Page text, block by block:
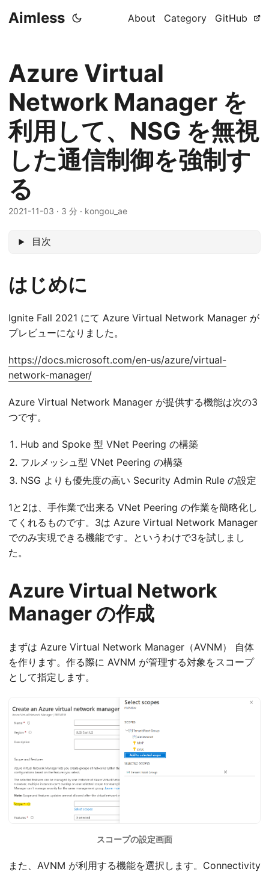
Aimless About Category GitHub
Azure Virtual
Network Manager を
利用して、NSG を無視
した通信制御を強制す
る
2021-11-03 · 3 分 · kongou_ae
目次
はじめに
Ignite Fall 2021 にて Azure Virtual Network Manager が
プレビューになりました。
https://docs.microsoft.com/en-us/azure/virtual-
network-manager/
Azure Virtual Network Manager が提供する機能は次の3
つです。
Hub and Spoke 型 VNet Peering の構築
フルメッシュ型 VNet Peering の構築
NSG よりも優先度の高い Security Admin Rule の設定
1と2は、手作業で出来る VNet Peering の作業を簡略化し
てくれるものです。3は Azure Virtual Network Manager
でのみ実現できる機能です。というわけで3を試しまし
た。
Azure Virtual Network
Manager の作成
まずは Azure Virtual Network Manager（AVNM） 自体
を作ります。作る際に AVNM が管理する対象をスコープ
として指定します。
スコープの設定画面
また、AVNM が利用する機能を選択します。Connectivity